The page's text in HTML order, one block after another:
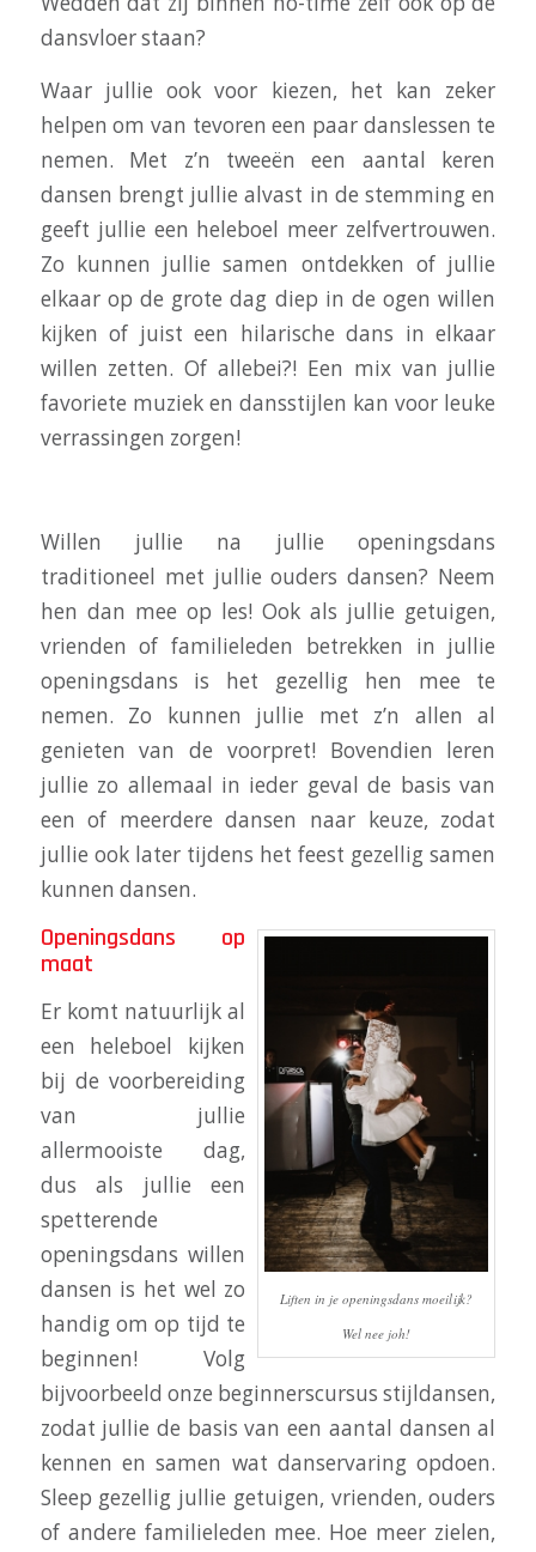
dansvloer staan?
Waar jullie ook voor kiezen, het kan zeker
helpen om van tevoren een paar danslessen te
nemen. Met z’n tweeën een aantal keren
dansen brengt jullie alvast in de stemming en
geeft jullie een heleboel meer zelfvertrouwen.
Zo kunnen jullie samen ontdekken of jullie
elkaar op de grote dag diep in de ogen willen
kijken of juist een hilarische dans in elkaar
willen zetten. Of allebei?! Een mix van jullie
favoriete muziek en dansstijlen kan voor leuke
verrassingen zorgen!
Willen jullie na jullie openingsdans
traditioneel met jullie ouders dansen? Neem
hen dan mee op les! Ook als jullie getuigen,
vrienden of familieleden betrekken in jullie
openingsdans is het gezellig hen mee te
nemen. Zo kunnen jullie met z’n allen al
genieten van de voorpret! Bovendien leren
jullie zo allemaal in ieder geval de basis van
een of meerdere dansen naar keuze, zodat
jullie ook later tijdens het feest gezellig samen
kunnen dansen.
Liften in je openingsdans moeilijk?
Wel nee joh!
Openingsdans op
maat
Er komt natuurlijk al
een heleboel kijken
bij de voorbereiding
van jullie
allermooiste dag,
dus als jullie een
spetterende
openingsdans willen
dansen is het wel zo
handig om op tijd te
beginnen! Volg
bijvoorbeeld onze beginnerscursus stijldansen,
zodat jullie de basis van een aantal dansen al
kennen en samen wat danservaring opdoen.
Sleep gezellig jullie getuigen, vrienden, ouders
of andere familieleden mee. Hoe meer zielen,